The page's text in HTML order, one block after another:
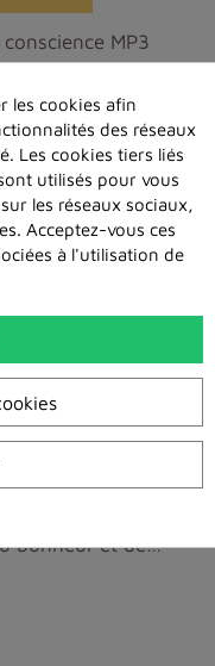
MP3
Comprendre l’esprit : la clé du bonheur et de l’Év...
les cookies afin
des réseaux
Les cookies tiers liés
utilisés pour vous
les réseaux sociaux,
Acceptez-vous ces
à l'utilisation de